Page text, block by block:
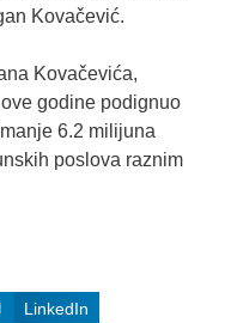
Kovačević.
Kovačevića,
godine podignuo
6.2 milijuna
poslova raznim
LinkedIn